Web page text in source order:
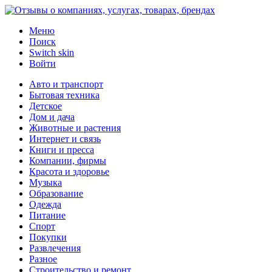
Меню
Поиск
Switch skin
Войти
Авто и транспорт
Бытовая техника
Детское
Дом и дача
Животные и растения
Интернет и связь
Книги и пресса
Компании, фирмы
Красота и здоровье
Музыка
Образование
Одежда
Питание
Спорт
Покупки
Развлечения
Разное
Строительство и ремонт